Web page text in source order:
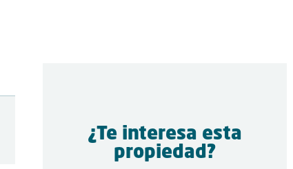
¿Te interesa esta
propiedad?